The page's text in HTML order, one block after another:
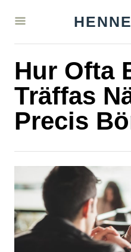
Hur Ofta
Träffas
Precis